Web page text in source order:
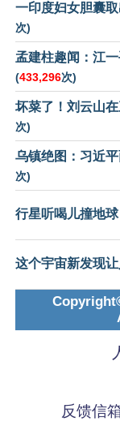
一印度妇女胆囊
次)
孟建柱趣闻：江
(433,296次)
坏菜了！刘云山
次)
乌镇绝图：习近
次)
行星听喝儿撞地
这个宇宙新发现
反馈信